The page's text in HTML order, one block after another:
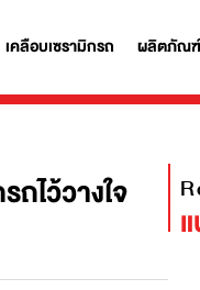
ยนสีรถ เคลือบเซรามิ
นรักรถไว้วา